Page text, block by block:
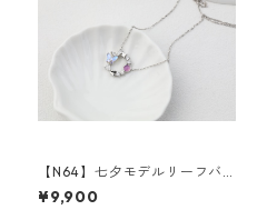
【N64】七夕モデルリーフバ
タフライジルコニアネックレ
ス
¥9,900